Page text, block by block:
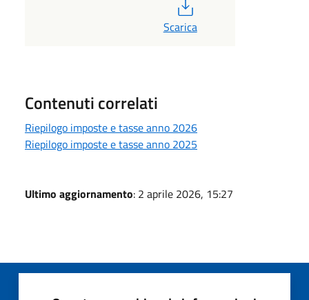
Scarica
Contenuti correlati
Riepilogo imposte e tasse anno 2026
Riepilogo imposte e tasse anno 2025
Ultimo aggiornamento: 2 aprile 2026, 15:27